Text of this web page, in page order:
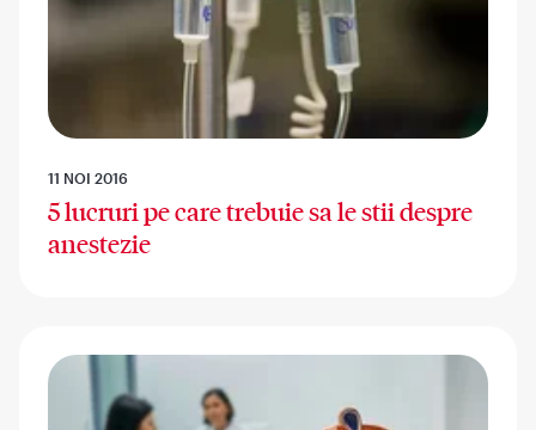
11 NOI 2016
5 lucruri pe care trebuie sa le stii despre
anestezie